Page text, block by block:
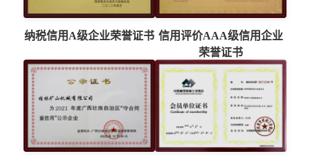
纳税信用A级企业荣誉证书 信用评价AAA级信用企业
荣誉证书